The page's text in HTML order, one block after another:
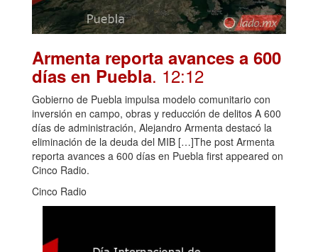
Armenta reporta avances a 600
días en Puebla. 12:12
Gobierno de Puebla impulsa modelo comunitario con
inversión en campo, obras y reducción de delitos A 600
días de administración, Alejandro Armenta destacó la
eliminación de la deuda del MIB […]The post Armenta
reporta avances a 600 días en Puebla first appeared on
Cinco Radio.
Cinco Radio